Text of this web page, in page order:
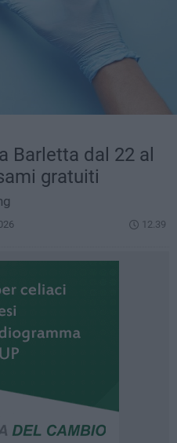
Barletta dal 22 al
gratuiti
12.39